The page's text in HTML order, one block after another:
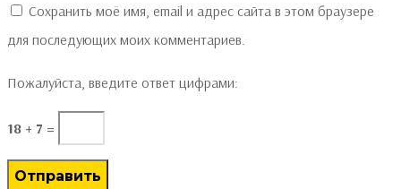
Сохранить моё имя, email и адрес сайта в этом браузере
для последующих моих комментариев.
Пожалуйста, введите ответ цифрами:
18 + 7 =